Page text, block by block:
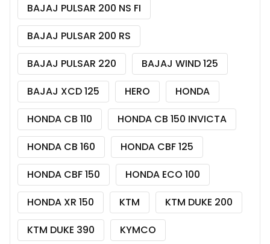
BAJAJ PULSAR 200 NS FI
BAJAJ PULSAR 200 RS
BAJAJ PULSAR 220
BAJAJ WIND 125
BAJAJ XCD 125
HERO
HONDA
HONDA CB 110
HONDA CB 150 INVICTA
HONDA CB 160
HONDA CBF 125
HONDA CBF 150
HONDA ECO 100
HONDA XR 150
KTM
KTM DUKE 200
KTM DUKE 390
KYMCO